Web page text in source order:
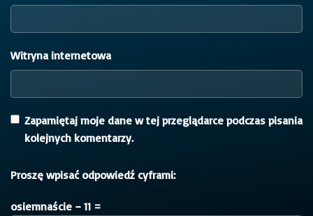
Witryna internetowa
Zapamiętaj moje dane w tej przeglądarce podczas pisania
kolejnych komentarzy.
Proszę wpisać odpowiedź cyframi:
osiemnaście − 11 =